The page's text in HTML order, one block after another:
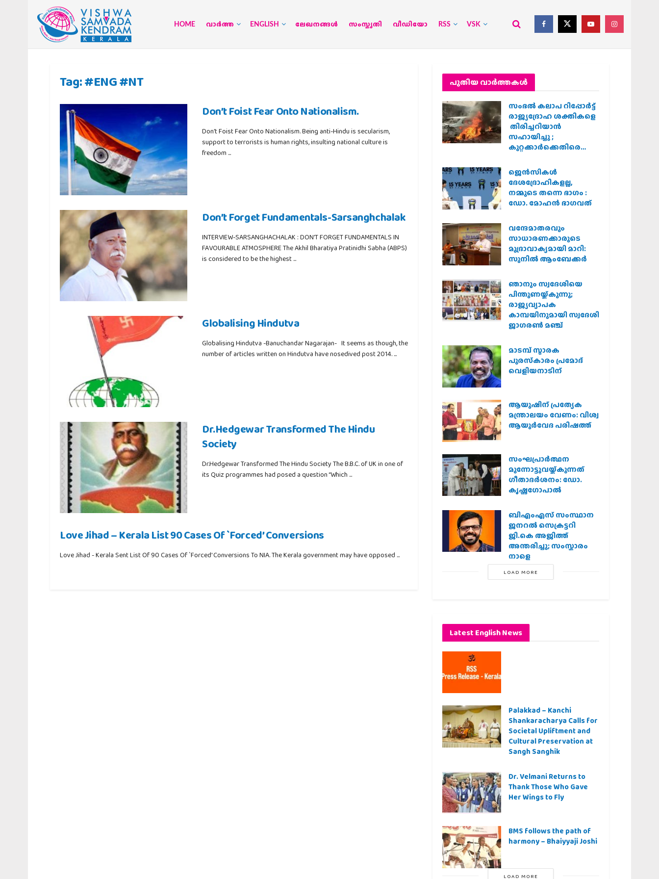
HOME വാര്‍ത്ത ENGLISH ലേഖനങ്ങള്‍ സംസ്കൃതി വീഡിയോ RSS VSK
Tag:#ENG #NT
Don’t Foist Fear Onto Nationalism.
Don’t Foist Fear Onto Nationalism. Being anti-Hindu is secularism,
support to terrorists is human rights, insulting national culture is
freedom ...
Don’t Forget Fundamentals-Sarsanghchalak
INTERVIEW-SARSANGHACHALAK : DON’T FORGET FUNDAMENTALS IN
FAVOURABLE ATMOSPHERE The Akhil Bharatiya Pratinidhi Sabha (ABPS)
is considered to be the highest ...
Globalising Hindutva
Globalising Hindutva -Banuchandar Nagarajan- It seems as though, the
number of articles written on Hindutva have nosedived post 2014. ...
Dr.Hedgewar Transformed The Hindu
Society
Dr.Hedgewar Transformed The Hindu Society The B.B.C. of UK in one of
its Quiz programmes had posed a question “Which ...
Love Jihad – Kerala List 90 Cases Of `Forced’ Conversions
Love Jihad - Kerala Sent List Of 90 Cases Of `Forced' Conversions To NIA. The Kerala government may have opposed ...
പുതിയ വാര്‍ത്തകള്‍
സംഭൽ കലാപ റിപ്പോർട്ട്
രാജ്യദ്രോഹ ശക്തികളെ
തിരിച്ചറിയാൻ
സഹായിച്ചു ;
കുറ്റക്കാർക്കെതിരെ
വേണമെന്ന് വിശ്വഹിന്ദു
പരിഷത്ത്
ജെന്‍സികള്‍
ദേശദ്രോഹികളല്ല,
നമ്മുടെ തന്നെ ഭാഗം :
ഡോ. മോഹന്‍ ഭാഗവത്
വന്ദേമാതരവും
സാധാരണക്കാരുടെ
മുദ്രാവാക്യമായി മാറി:
സുനിൽ ആംബേക്കർ
ഞാനും സ്വദേശിയെ
പിന്തുണയ്ക്കുന്നു;
രാജ്യവ്യാപക
കാമ്പയിനുമായി സ്വദേശി
ജാഗരണ്‍ മഞ്ച്
മാടമ്പ് സ്മാരക
പുരസ്‌കാരം പ്രമോദ്
വെളിയനാടിന്
ആയുഷിന് പ്രത്യേക
മന്ത്രാലയം വേണം: വിശ്വ
ആയുര്‍വേദ പരിഷത്ത്
സംഘപ്രാര്‍ത്ഥന
മുന്നോട്ടുവയ്ക്കുന്നത്
ഗീതാദര്‍ശനം: ഡോ.
കൃഷ്ണഗോപാല്‍
ബിഎംഎസ് സംസ്ഥാന
ജനറൽ സെക്രട്ടറി
ജി.കെ അജിത്ത്
അന്തരിച്ചു; സംസ്കാരം
നാളെ
LOAD MORE
Latest English News
Palakkad – Kanchi
Shankaracharya Calls for
Societal Upliftment and
Cultural Preservation at
Sangh Sanghik
Dr. Velmani Returns to
Thank Those Who Gave
Her Wings to Fly
BMS follows the path of
harmony – Bhaiyyaji Joshi
LOAD MORE